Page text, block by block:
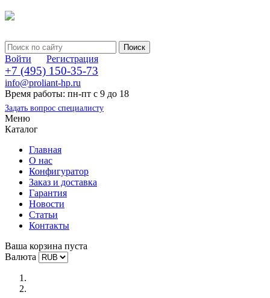
Войти Регистрация
+7 (495) 150-35-73
info@proliant-hp.ru
Время работы: пн-пт с 9 до 18
Задать вопрос специалисту
Меню
Каталог
Главная
О нас
Конфигуратор
Заказ и доставка
Гарантия
Новости
Статьи
Контакты
Ваша корзина пуста
Валюта